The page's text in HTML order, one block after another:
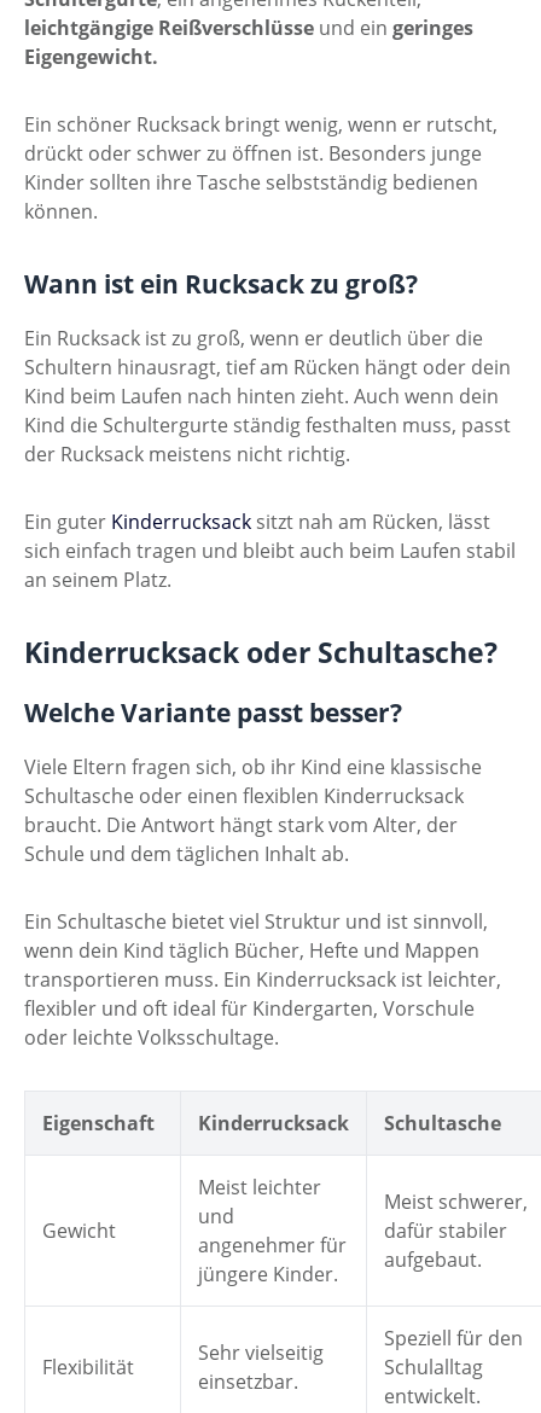
leichtgängige Reißverschlüsse und ein geringes
Eigengewicht.
Ein schöner Rucksack bringt wenig, wenn er rutscht,
drückt oder schwer zu öffnen ist. Besonders junge
Kinder sollten ihre Tasche selbstständig bedienen
können.
Wann ist ein Rucksack zu groß?
Ein Rucksack ist zu groß, wenn er deutlich über die
Schultern hinausragt, tief am Rücken hängt oder dein
Kind beim Laufen nach hinten zieht. Auch wenn dein
Kind die Schultergurte ständig festhalten muss, passt
der Rucksack meistens nicht richtig.
Ein guter Kinderrucksack sitzt nah am Rücken, lässt
sich einfach tragen und bleibt auch beim Laufen stabil
an seinem Platz.
Kinderrucksack oder Schultasche?
Welche Variante passt besser?
Viele Eltern fragen sich, ob ihr Kind eine klassische
Schultasche oder einen flexiblen Kinderrucksack
braucht. Die Antwort hängt stark vom Alter, der
Schule und dem täglichen Inhalt ab.
Ein Schultasche bietet viel Struktur und ist sinnvoll,
wenn dein Kind täglich Bücher, Hefte und Mappen
transportieren muss. Ein Kinderrucksack ist leichter,
flexibler und oft ideal für Kindergarten, Vorschule
oder leichte Volksschultage.
Eigenschaft Kinderrucksack Schultasche
Gewicht
Meist leichter
und
angenehmer für
jüngere Kinder.
Meist schwerer,
dafür stabiler
aufgebaut.
Flexibilität
Sehr vielseitig
einsetzbar.
Speziell für den
Schulalltag
entwickelt.